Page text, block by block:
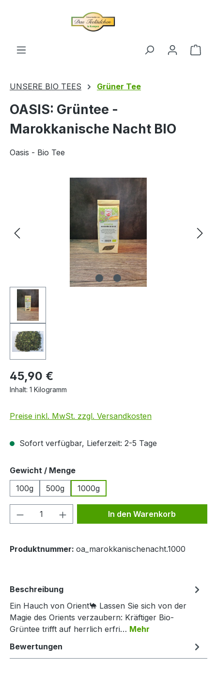
UNSERE BIO TEES Grüner Tee
OASIS: Grüntee -
Marokkanische Nacht BIO
Oasis - Bio Tee
Bildergalerie überspringen
45,90 €
Inhalt: 1 Kilogramm
Preise inkl. MwSt. zzgl. Versandkosten
Sofort verfügbar, Lieferzeit: 2-5 Tage
Gewicht / Mengeauswählen
100g
500g 1000g
Produkt Anzahl: Gib denIn den Warenkorb
Produktnummer: oa_marokkanischenacht.1000
Beschreibung
Ein Hauch von Orient🐪 Lassen Sie sich von der
Magie des Orients verzaubern: Kräftiger Bio-
Grüntee trifft auf herrlich erfri… Mehr
Bewertungen